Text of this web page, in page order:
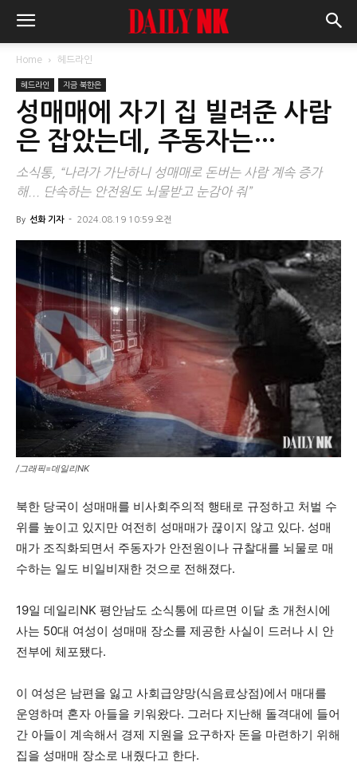
Home 헤드라인
헤드라인 지금 북한은
성매매에 자기 집 빌려준 사람
은 잡았는데, 주동자는…
소식통, “나라가 가난하니 성매매로 돈버는 사람 계속 증가
해... 단속하는 안전원도 뇌물받고 눈감아 줘”
By 선화 기자 - 2024.08.19 10:59 오전
/그래픽=데일리NK
북한 당국이 성매매를 비사회주의적 행태로 규정하고 처벌 수
위를 높이고 있지만 여전히 성매매가 끊이지 않고 있다. 성매
매가 조직화되면서 주동자가 안전원이나 규찰대를 뇌물로 매
수하는 일도 비일비재한 것으로 전해졌다.
19일 데일리NK 평안남도 소식통에 따르면 이달 초 개천시에
사는 50대 여성이 성매매 장소를 제공한 사실이 드러나 시 안
전부에 체포됐다.
이 여성은 남편을 잃고 사회급양망(식음료상점)에서 매대를
운영하며 혼자 아들을 키워왔다. 그러다 지난해 돌격대에 들어
간 아들이 계속해서 경제 지원을 요구하자 돈을 마련하기 위해
집을 성매매 장소로 내줬다고 한다.